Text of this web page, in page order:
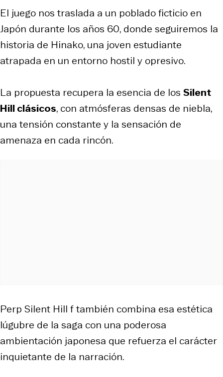
El juego nos traslada a un poblado ficticio en
Japón durante los años 60, donde seguiremos la
historia de Hinako, una joven estudiante
atrapada en un entorno hostil y opresivo.
La propuesta recupera la esencia de los Silent
Hill clásicos, con atmósferas densas de niebla,
una tensión constante y la sensación de
amenaza en cada rincón.
Perp Silent Hill f también combina esa estética
lúgubre de la saga con una poderosa
ambientación japonesa que refuerza el carácter
inquietante de la narración.